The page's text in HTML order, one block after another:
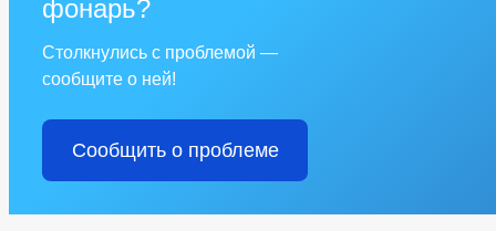
фонарь?
Столкнулись с проблемой —
сообщите о ней!
Сообщить о проблеме